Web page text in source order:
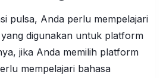
pulsa, Anda perlu mempelajari
digunakan untuk platform
jika Anda memilih platform
mempelajari bahasa